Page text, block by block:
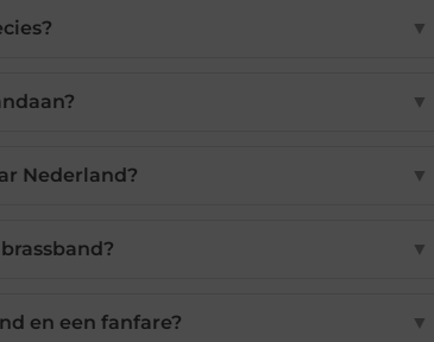
▼
▼
Nederland? ▼
▼
en een fanfare? ▼